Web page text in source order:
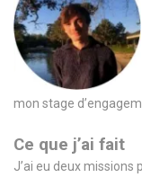
mon stage
Ce que j’ai fait
J’ai eu deux missions